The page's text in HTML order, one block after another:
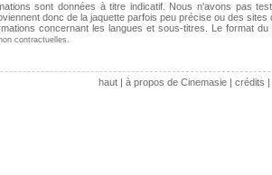
sont données à titre indicatif. Nous n'avons pas
donc de la jaquette parfois peu précise ou des
concernant les langues et sous-titres. Le format
contractuelles.
haut| à propos de Cinemasie| crédits |